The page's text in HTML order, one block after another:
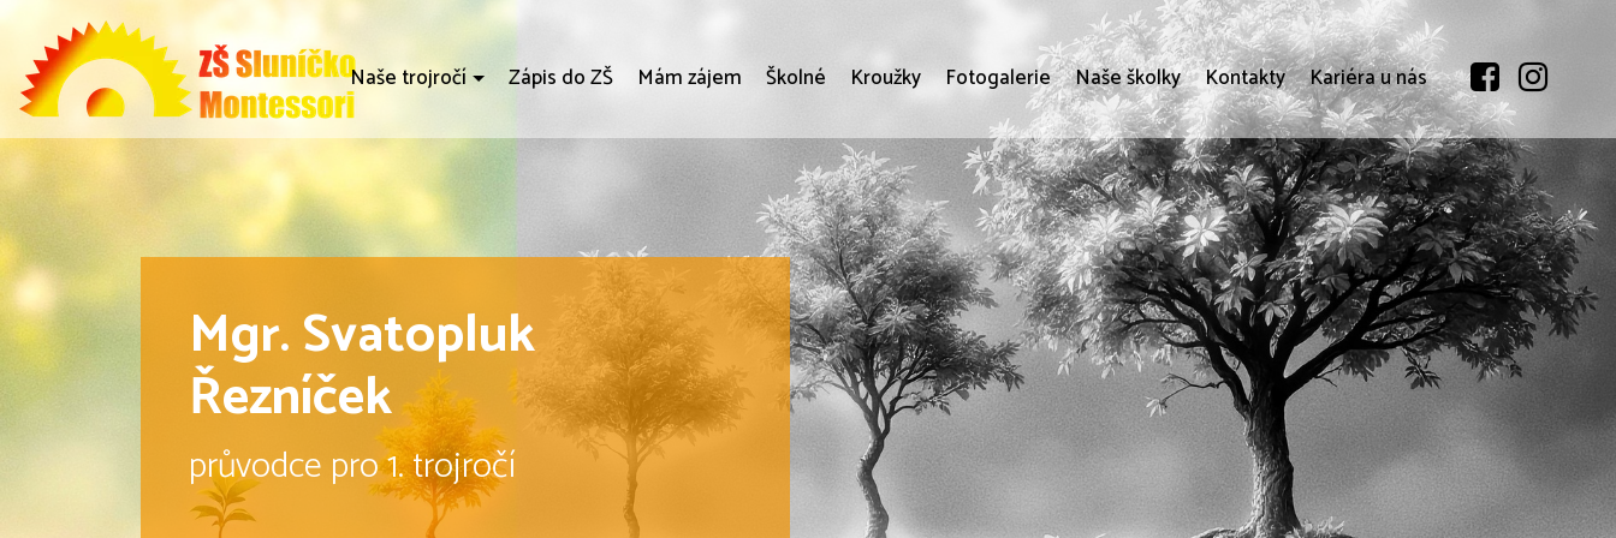
Naše trojročí Zápis do ZŠ Mám zájem Školné Kroužky Fotogalerie Naše školky Kontakty Kariéra u nás
Mgr. Svatopluk
Řezníček
průvodce pro 1. trojročí